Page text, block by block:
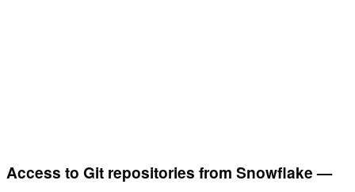
Access to Git repositories from Snowflake —